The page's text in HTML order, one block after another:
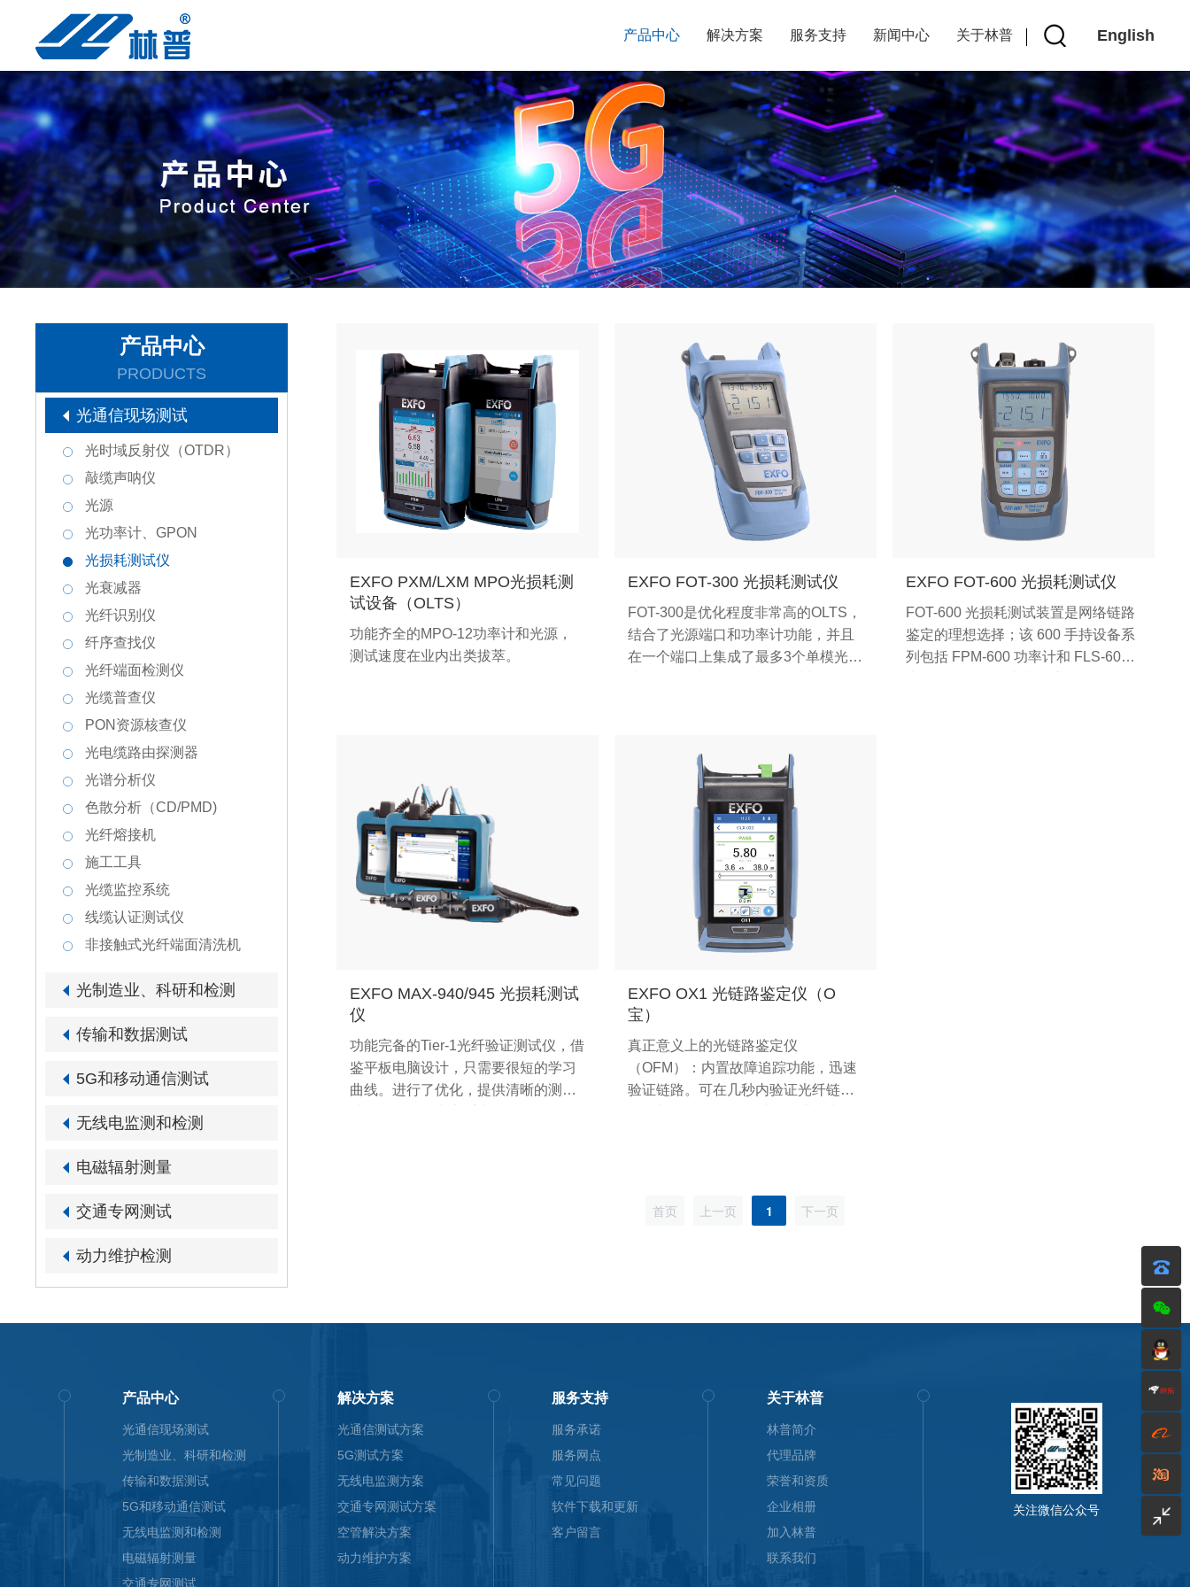
English
产品中心 解决方案 服务支持 新闻中心 关于林普
产品中心
PRODUCTS
光通信现场测试
光时域反射仪（OTDR）
敲缆声呐仪
光源
光功率计、GPON
光损耗测试仪
光衰减器
光纤识别仪
纤序查找仪
光纤端面检测仪
光缆普查仪
PON资源核查仪
光电缆路由探测器
光谱分析仪
色散分析（CD/PMD)
光纤熔接机
施工工具
光缆监控系统
线缆认证测试仪
非接触式光纤端面清洗机
光制造业、科研和检测
传输和数据测试
5G和移动通信测试
无线电监测和检测
电磁辐射测量
交通专网测试
动力维护检测
EXFO PXM/LXM MPO光损耗测
试设备（OLTS）
功能齐全的MPO-12功率计和光源，
测试速度在业内出类拔萃。
EXFO FOT-300 光损耗测试仪
FOT-300是优化程度非常高的OLTS，
结合了光源端口和功率计功能，并且
在一个端口上集成了最多3个单模光源
EXFO FOT-600 光损耗测试仪
FOT-600 光损耗测试装置是网络链路
鉴定的理想选择；该 600 手持设备系
列包括 FPM-600 功率计和 FLS-600
EXFO MAX-940/945 光损耗测试
仪
功能完备的Tier-1光纤验证测试仪，借
鉴平板电脑设计，只需要很短的学习
曲线。进行了优化，提供清晰的测试
EXFO OX1 光链路鉴定仪（O
宝）
真正意义上的光链路鉴定仪
（OFM）：内置故障追踪功能，迅速
验证链路。可在几秒内验证光纤链
首页 上一页 1 下一页
产品中心
光通信现场测试
光制造业、科研和检测
传输和数据测试
5G和移动通信测试
无线电监测和检测
电磁辐射测量
交通专网测试
解决方案
光通信测试方案
5G测试方案
无线电监测方案
交通专网测试方案
空管解决方案
动力维护方案
服务支持
服务承诺
服务网点
常见问题
软件下载和更新
客户留言
关于林普
林普简介
代理品牌
荣誉和资质
企业相册
加入林普
联系我们
关注微信公众号